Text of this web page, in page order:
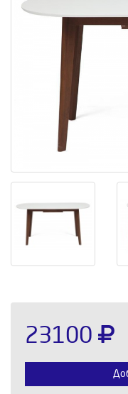
23100